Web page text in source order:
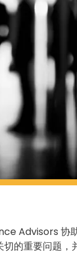
Advisors 协
的重要问题，